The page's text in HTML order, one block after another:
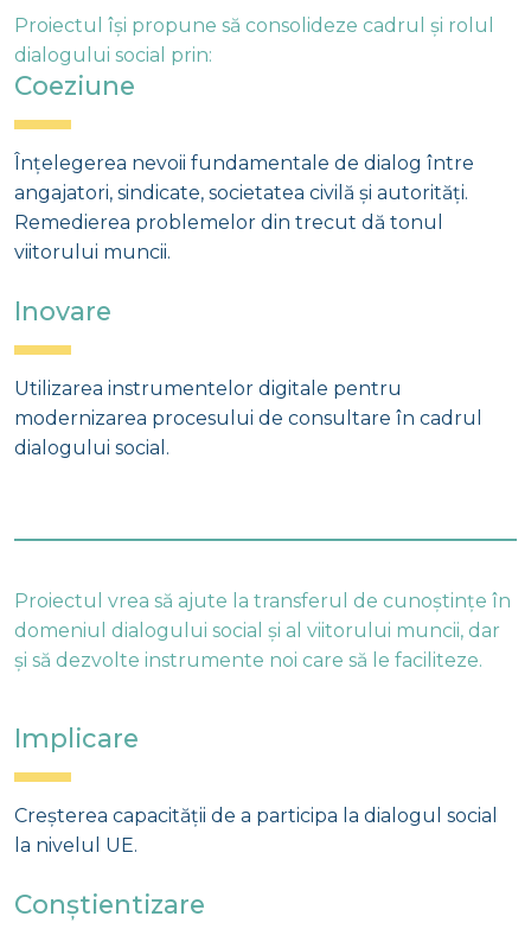
Proiectul își propune să consolideze cadrul și rolul
dialogului social prin:
Coeziune
Înțelegerea nevoii fundamentale de dialog între
angajatori, sindicate, societatea civilă și autorități.
Remedierea problemelor din trecut dă tonul
viitorului muncii.
Inovare
Utilizarea instrumentelor digitale pentru
modernizarea procesului de consultare în cadrul
dialogului social.
Proiectul vrea să ajute la transferul de cunoștințe în
domeniul dialogului social și al viitorului muncii, dar
și să dezvolte instrumente noi care să le faciliteze.
Implicare
Creșterea capacității de a participa la dialogul social
la nivelul UE.
Conștientizare